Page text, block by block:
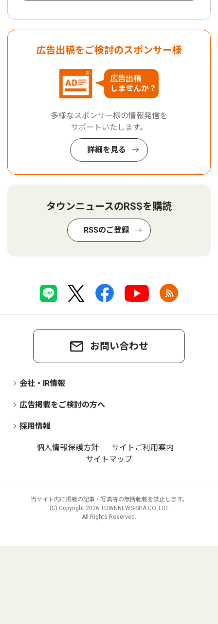
広告出稿をご検討のスポンサー様
広告出稿
しませんか？
多様なスポンサー様の情報発信を
サポートいたします。
詳細を見る
タウンニュースのRSSを購読
RSSのご登録
お問い合わせ
会社・IR情報
広告掲載をご検討の方へ
採用情報
個人情報保護方針
サイトご利用案内
サイトマップ
当サイト内に掲載の記事・写真等の無断転載を禁止します。
(C) Copyright 2026 TOWNNEWS-SHA CO.,LTD.
All Rights Reserved.